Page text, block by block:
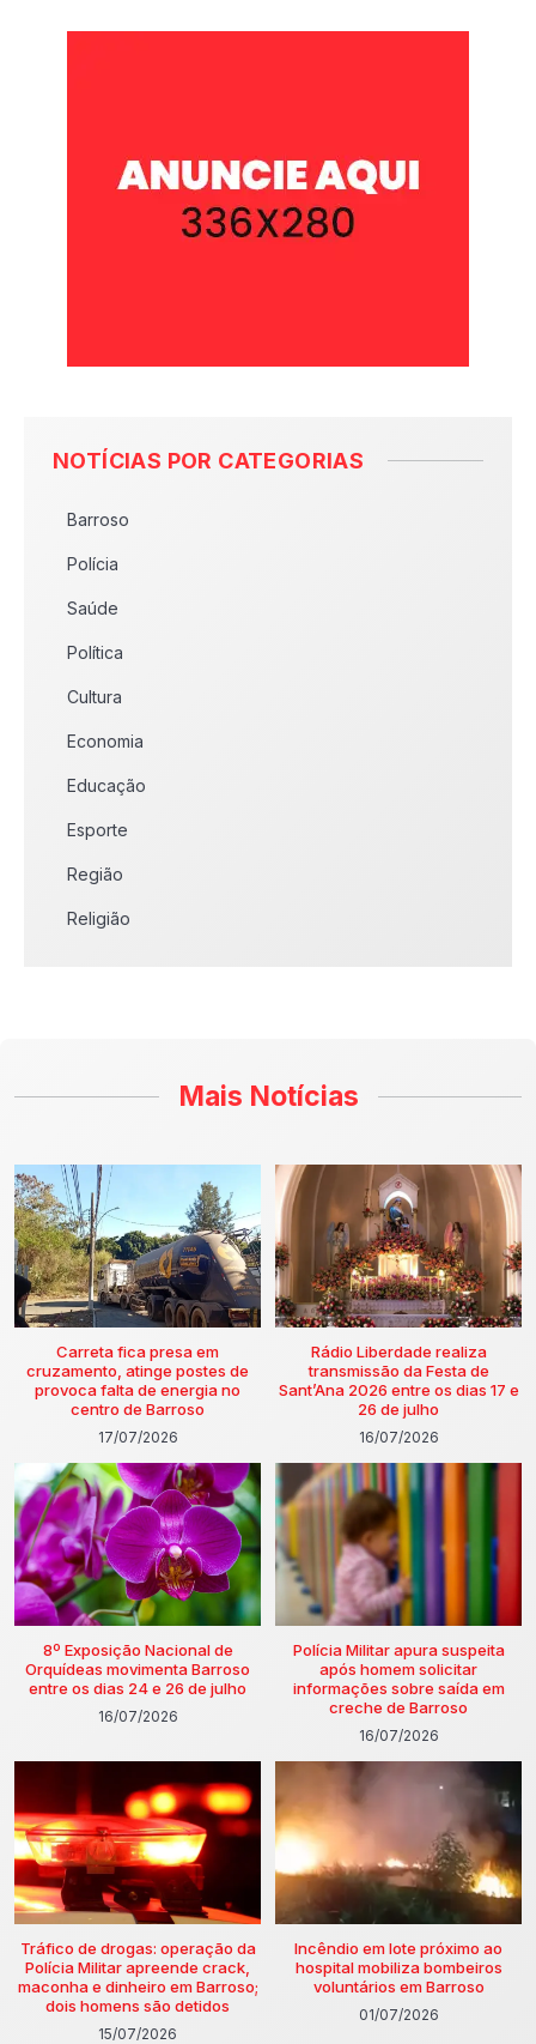
NOTÍCIAS POR CATEGORIAS
Barroso
Polícia
Saúde
Política
Cultura
Economia
Educação
Esporte
Região
Religião
Mais Notícias
Carreta fica presa em
cruzamento, atinge postes de
provoca falta de energia no
centro de Barroso
17/07/2026
Rádio Liberdade realiza
transmissão da Festa de
Sant’Ana 2026 entre os dias 17 e
26 de julho
16/07/2026
8º Exposição Nacional de
Orquídeas movimenta Barroso
entre os dias 24 e 26 de julho
16/07/2026
Polícia Militar apura suspeita
após homem solicitar
informações sobre saída em
creche de Barroso
16/07/2026
Tráfico de drogas: operação da
Polícia Militar apreende crack,
maconha e dinheiro em Barroso;
dois homens são detidos
15/07/2026
Incêndio em lote próximo ao
hospital mobiliza bombeiros
voluntários em Barroso
01/07/2026